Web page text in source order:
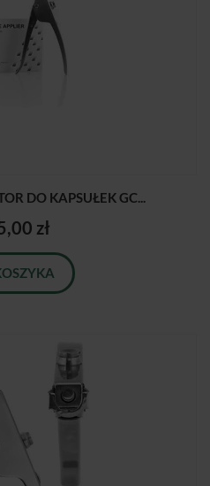
DO KAPSUŁEK GC...
zł